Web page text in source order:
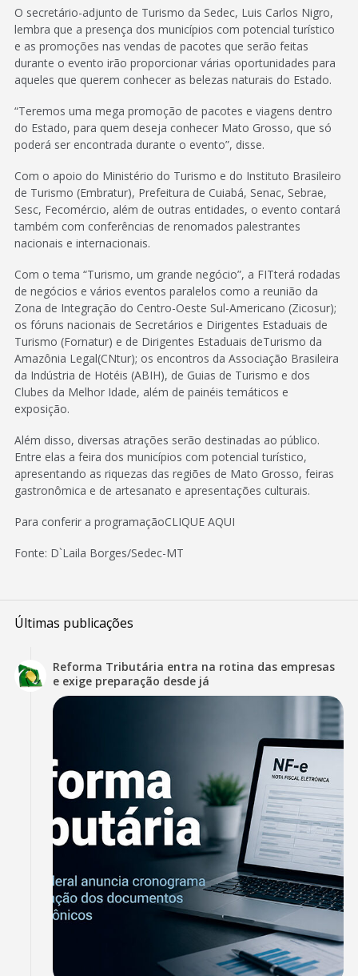
O secretário-adjunto de Turismo da Sedec, Luis Carlos Nigro,
lembra que a presença dos municípios com potencial turístico
e as promoções nas vendas de pacotes que serão feitas
durante o evento irão proporcionar várias oportunidades para
aqueles que querem conhecer as belezas naturais do Estado.
“Teremos uma mega promoção de pacotes e viagens dentro
do Estado, para quem deseja conhecer Mato Grosso, que só
poderá ser encontrada durante o evento”, disse.
Com o apoio do Ministério do Turismo e do Instituto Brasileiro
de Turismo (Embratur), Prefeitura de Cuiabá, Senac, Sebrae,
Sesc, Fecomércio, além de outras entidades, o evento contará
também com conferências de renomados palestrantes
nacionais e internacionais.
Com o tema “Turismo, um grande negócio”, a FITterá rodadas
de negócios e vários eventos paralelos como a reunião da
Zona de Integração do Centro-Oeste Sul-Americano (Zicosur);
os fóruns nacionais de Secretários e Dirigentes Estaduais de
Turismo (Fornatur) e de Dirigentes Estaduais deTurismo da
Amazônia Legal(CNtur); os encontros da Associação Brasileira
da Indústria de Hotéis (ABIH), de Guias de Turismo e dos
Clubes da Melhor Idade, além de painéis temáticos e
exposição.
Além disso, diversas atrações serão destinadas ao público.
Entre elas a feira dos municípios com potencial turístico,
apresentando as riquezas das regiões de Mato Grosso, feiras
gastronômica e de artesanato e apresentações culturais.
Para conferir a programaçãoCLIQUE AQUI
Fonte: D`Laila Borges/Sedec-MT
Últimas publicações
Reforma Tributária entra na rotina das empresas
e exige preparação desde já